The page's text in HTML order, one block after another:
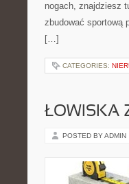
nogach, znajdziesz
zbudować sportową
[…]
CATEGORIES:
ŁOWISKA
POSTED BY ADMIN